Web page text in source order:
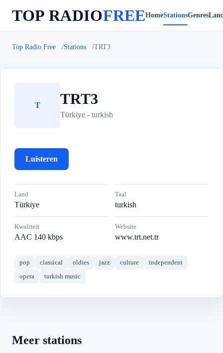
TOP RADIOFREEHomeStationsGenres
Top Radio Free Stations TRT3
T TRT3
Türkiye - turkish
Luisteren
Land
Türkiye
Taal
turkish
Kwaliteit
AAC 140 kbps
Website
www.trt.net.tr
pop classical oldies jazz culture
independent
opera
turkish music
Meer stations